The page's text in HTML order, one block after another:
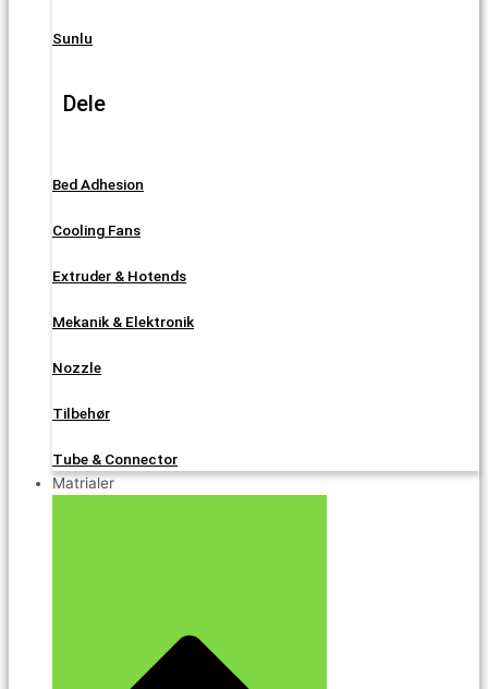
Sunlu
Dele
Bed Adhesion
Cooling Fans
Extruder & Hotends
Mekanik & Elektronik
Nozzle
Tilbehør
Tube & Connector
Matrialer